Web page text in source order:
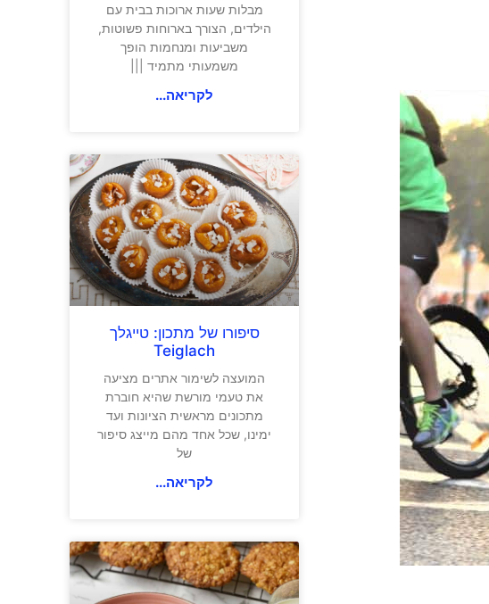
מבלות שעות ארוכות בבית עם
הילדים, הצורך בארוחות פשוטות,
משביעות ומנחמות הופך
משמעותי מתמיד |||
לקריאה...
סיפורו של מתכון: טייגלך
Teiglach
המועצה לשימור אתרים מציעה
את טעמי מורשת שהיא חוברת
מתכונים מראשית הציונות ועד
ימינו, שכל אחד מהם מייצג סיפור
של
לקריאה...